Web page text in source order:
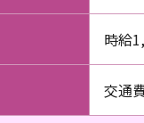
時給
交通